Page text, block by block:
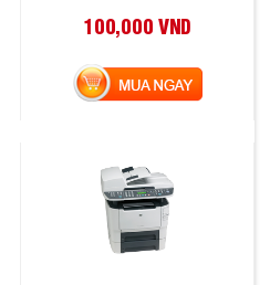
100,000 VND
MUA NGAY